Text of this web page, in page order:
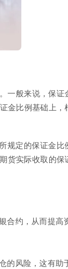
一般来说，保证
金比例基础上，
规定的保证金比
货实际收取的保
合约，从而提高
的风险，这有助